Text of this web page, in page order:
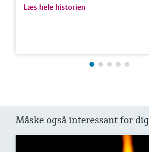
Læs hele historien
Måske også interessant for dig